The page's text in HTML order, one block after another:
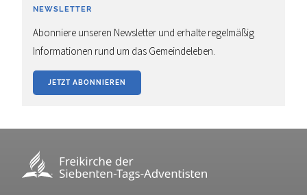
NEWSLETTER
Abonniere unseren Newsletter und erhalte regelmäßig
Informationen rund um das Gemeindeleben.
JETZT ABONNIEREN